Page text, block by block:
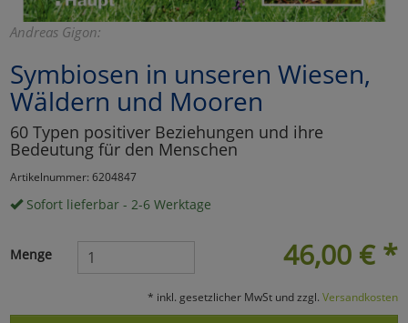
Andreas Gigon:
Symbiosen in unseren Wiesen,
Wäldern und Mooren
60 Typen positiver Beziehungen und ihre
Bedeutung für den Menschen
Artikelnummer: 6204847
Sofort lieferbar - 2-6 Werktage
46,00 € *
Menge
* inkl. gesetzlicher MwSt und zzgl. Versandkosten
Marketing
Umfragetools
Cookies
Alle Akzeptieren